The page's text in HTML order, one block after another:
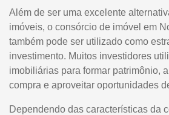
Além de ser uma excelente
imóveis, o consórcio de imóvel em
também pode ser utilizado como
investimento. Muitos investidores
imobiliárias para formar patrimônio,
compra e aproveitar oportunidades
Dependendo das características da